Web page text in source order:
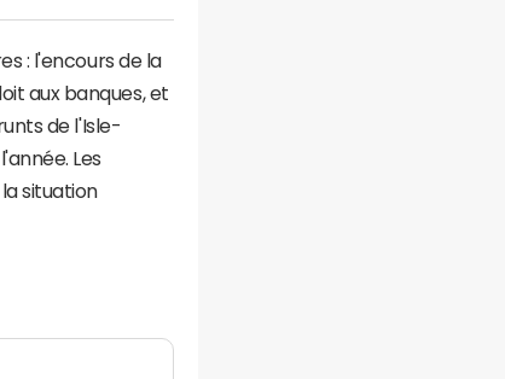
: l'encours de la
aux banques, et
de l'Isle-
Les
situation